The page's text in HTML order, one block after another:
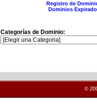
Registro de
Dominios
Categorías de Dominio:
©